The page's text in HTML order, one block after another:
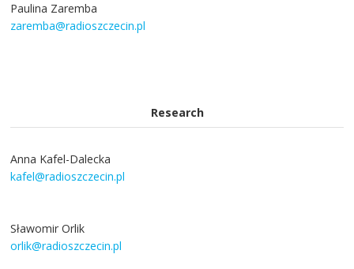
Paulina Zaremba
zaremba@radioszczecin.pl
Research
Anna Kafel-Dalecka
kafel@radioszczecin.pl
Sławomir Orlik
orlik@radioszczecin.pl